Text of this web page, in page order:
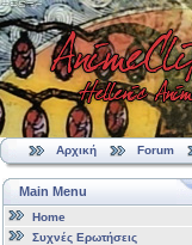
Αρχική Forum
Main Menu
Home
Συχνές Ερωτήσεις